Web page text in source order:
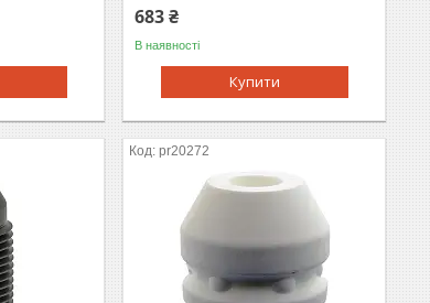
683 ₴
В наявності
Купити
pr20272